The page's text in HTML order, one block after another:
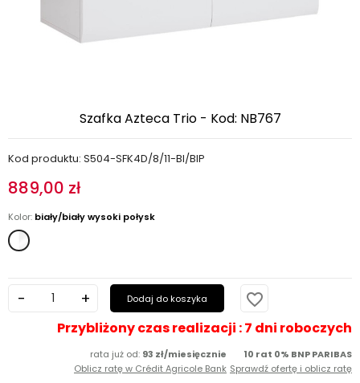
Szafka Azteca Trio - Kod: NB767
Kod produktu: S504-SFK4D/8/11-BI/BIP
889,00 zł
Kolor: biały/biały wysoki połysk
biały/biały
Dodaj do koszyka favorite_border
Przybliżony czas realizacji : 7 dni roboczych
rata już od: 93 zł/miesięcznie
Oblicz ratę w Crédit Agricole Bank
10 rat 0% BNP PARIBAS
Sprawdź ofertę i oblicz ratę